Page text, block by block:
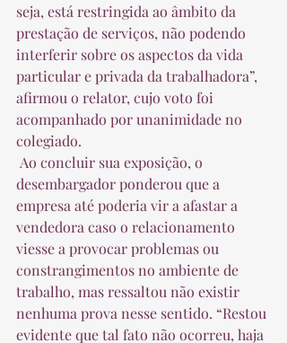
seja, está restringida ao âmbito da
prestação de serviços, não podendo
interferir sobre os aspectos da vida
particular e privada da trabalhadora”,
afirmou o relator, cujo voto foi
acompanhado por unanimidade no
colegiado.
desembargador ponderou que a
empresa até poderia vir a afastar a
vendedora caso o relacionamento
viesse a provocar problemas ou
constrangimentos no ambiente de
trabalho, mas ressaltou não existir
nenhuma prova nesse sentido. “Restou
evidente que tal fato não ocorreu, haja